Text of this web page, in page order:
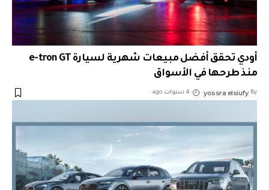
أودي تحقق أفضل مبيعات شهرية لسيارة e-tron GT
منذ طرحها في الأسواق
By
yossra elsiufy 4 سنوات ago